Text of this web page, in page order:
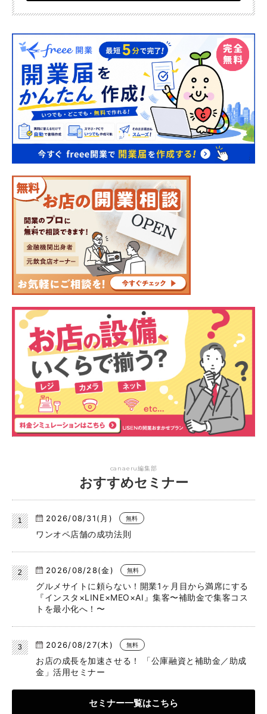
canaeru編集部
おすすめセミナー
2026/08/31(月) 無料
ワンオペ店舗の成功法則
2026/08/28(金) 無料
グルメサイトに頼らない！開業1ヶ月目から満席にする
『インスタ×LINE×MEO×AI』集客〜補助金で集客コス
トを最小化へ！〜
2026/08/27(木) 無料
お店の成長を加速させる！ 「公庫融資と補助金／助成
金」活用セミナー
セミナー一覧はこちら